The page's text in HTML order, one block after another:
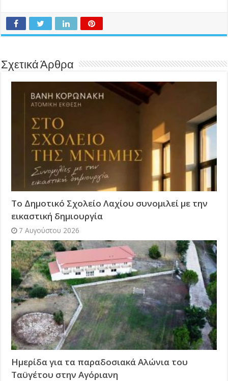
Σχετικά Άρθρα
Το Δημοτικό Σχολείο Λαχίου συνομιλεί με την
εικαστική δημιουργία
7 Αυγούστου 2026
Ημερίδα για τα παραδοσιακά Αλώνια του
Ταϋγέτου στην Αγόριανη